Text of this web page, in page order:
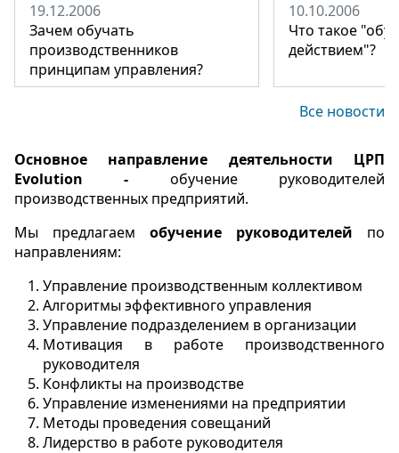
19.12.2006
Зачем обучать
производственников
принципам управления?
10.10.2006
Что такое
действием"?
Все новости
Основное направление деятельности ЦРП
Evolution - обучение руководителей
производственных предприятий.
Мы предлагаем обучение руководителей по
направлениям:
Управление производственным коллективом
Алгоритмы эффективного управления
Управление подразделением в организации
Мотивация в работе производственного
руководителя
Конфликты на производстве
Управление изменениями на предприятии
Методы проведения совещаний
Лидерство в работе руководителя